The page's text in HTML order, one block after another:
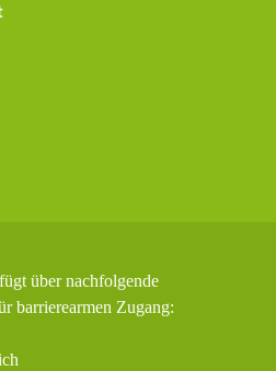
über nachfolgende
barrierearmen Zugang: